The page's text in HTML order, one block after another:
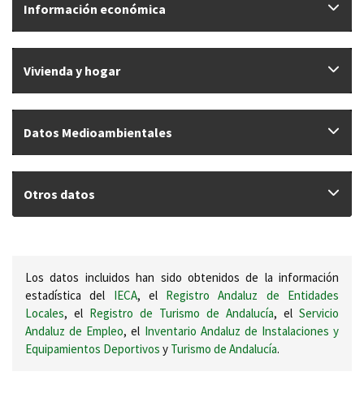
Información económica
Vivienda y hogar
Datos Medioambientales
Otros datos
Los datos incluidos han sido obtenidos de la información
estadística del IECA, el Registro Andaluz de Entidades
Locales, el Registro de Turismo de Andalucía, el Servicio
Andaluz de Empleo, el Inventario Andaluz de Instalaciones y
Equipamientos Deportivos y Turismo de Andalucía.